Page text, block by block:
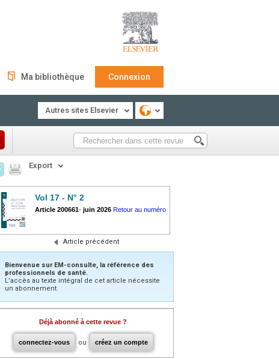
Ma bibliothèque Connexion
Autres sites Elsevier
Export
Vol 17 - N° 2
Article 200661- juin 2026 Retour au numéro
Article précédent
Bienvenue sur EM-consulte, la référence des
professionnels de santé.
L’accès au texte intégral de cet article nécessite
un abonnement.
Déjà abonné à cette revue ?
connectez-vous ou créez un compte